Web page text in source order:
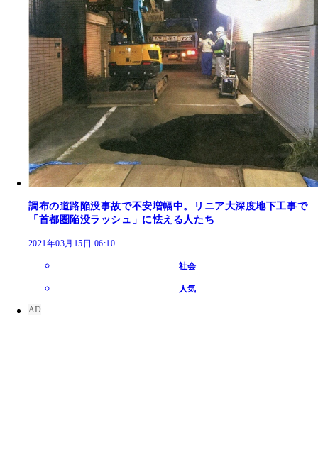
調布の道路陥没事故で不安増幅中。リニア大深度地下工事で
「首都圏陥没ラッシュ」に怯える人たち
2021年03月15日 06:10
社会
人気